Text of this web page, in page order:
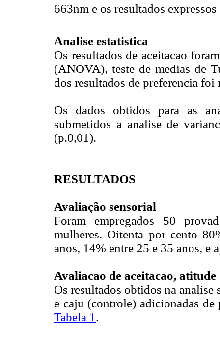
663nm e os resultados expressos
Analise estatistica
Os resultados de aceitacao
(ANOVA), teste de medias de
dos resultados de preferencia
Os dados obtidos para as
submetidos a analise de
(p.0,01).
RESULTADOS
Avaliação sensorial
Foram empregados 50
mulheres. Oitenta por cento
anos, 14% entre 25 e 35 anos, e
Avaliacao de aceitacao,
Os resultados obtidos na analise
e caju (controle) adicionadas de
Tabela 1 .